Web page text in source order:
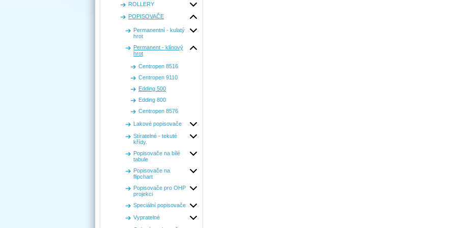
ROLLERY
POPISOVAČE
Permanentní - kulatý
hrot
Permanent - klínový
hrot
Centropen 8516
Centropen 9110
Edding 500
Edding 800
Centropen 8576
Lakové popisovače
Stíratelné - tekuté
křídy.
Popisovače na bílé
tabule
Popisovače na
flipchart
Popisovače pro OHP
projekci
Speciální popisovače
Vypratelné